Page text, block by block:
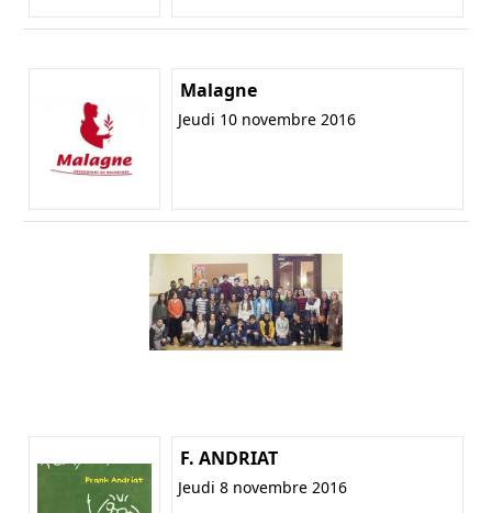
Malagne
Jeudi 10 novembre 2016
F. ANDRIAT
Jeudi 8 novembre 2016